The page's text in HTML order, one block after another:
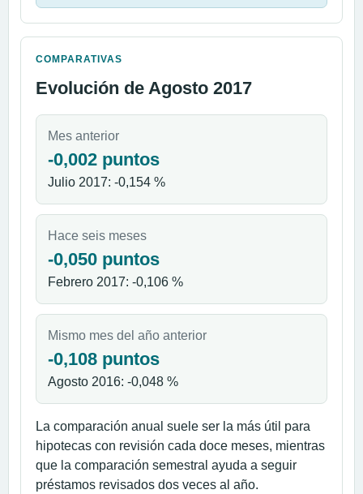
COMPARATIVAS
Evolución de Agosto 2017
Mes anterior
-0,002 puntos
Julio 2017: -0,154 %
Hace seis meses
-0,050 puntos
Febrero 2017: -0,106 %
Mismo mes del año anterior
-0,108 puntos
Agosto 2016: -0,048 %
La comparación anual suele ser la más útil para
hipotecas con revisión cada doce meses, mientras
que la comparación semestral ayuda a seguir
préstamos revisados dos veces al año.